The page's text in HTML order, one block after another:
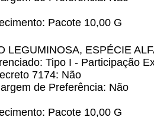
Pacote 10,00 G
LEGUMINOSA, ESPÉCIE
Tipo I - Participação
7174: Não
de Preferência: Não
Pacote 10,00 G